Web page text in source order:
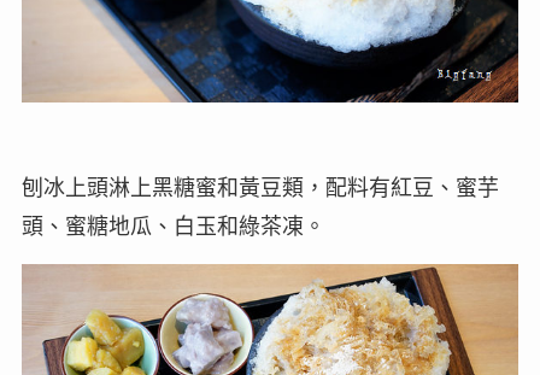
刨冰上頭淋上黑糖蜜和黃豆類，配料有紅豆、蜜芋
頭、蜜糖地瓜、白玉和綠茶凍。